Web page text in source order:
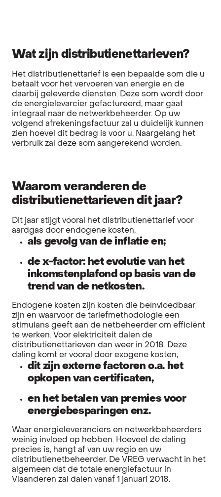
Wat zijn distributienettarieven?
Het distributienettarief is een bepaalde som die u
betaalt voor het vervoeren van energie en de
daarbij geleverde diensten. Deze som wordt door
de energielevarcier gefactureerd, maar gaat
integraal naar de netwerkbeheerder. Op uw
volgend afrekeningsfactuur zal u duidelijk kunnen
zien hoevel dit bedrag is voor u. Naargelang het
verbruik zal deze som aangerekend worden.
Waarom veranderen de
distributienettarieven dit jaar?
Dit jaar stijgt vooral het distributienettarief voor
aardgas door endogene kosten,
als gevolg van de inflatie en;
de x-factor: het evolutie van het
inkomstenplafond op basis van de
trend van de netkosten.
Endogene kosten zijn kosten die beïnvloedbaar
zijn en waarvoor de tariefmethodologie een
stimulans geeft aan de netbeheerder om efficiënt
te werken. Voor elektriciteit dalen de
distributienettarieven dan weer in 2018. Deze
daling komt er vooral door exogene kosten,
dit zijn externe factoren o.a. het
opkopen van certificaten,
en het betalen van premies voor
energiebesparingen enz.
Waar energieleveranciers en netwerkbeheerders
weinig invloed op hebben. Hoeveel de daling
precies is, hangt af van uw regio en uw
distributienetbeheerder. De VREG verwacht in het
algemeen dat de totale energiefactuur in
Vlaanderen zal dalen vanaf 1 januari 2018.